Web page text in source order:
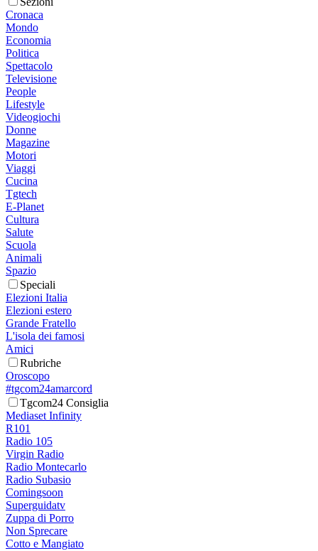
Cronaca
Mondo
Economia
Politica
Spettacolo
Televisione
People
Lifestyle
Videogiochi
Donne
Magazine
Motori
Viaggi
Cucina
Tgtech
E-Planet
Cultura
Salute
Scuola
Animali
Spazio
Speciali
Elezioni Italia
Elezioni estero
Grande Fratello
L'isola dei famosi
Amici
Rubriche
Oroscopo
#tgcom24amarcord
Tgcom24 Consiglia
Mediaset Infinity
R101
Radio 105
Virgin Radio
Radio Montecarlo
Radio Subasio
Comingsoon
Superguidatv
Zuppa di Porro
Non Sprecare
Cotto e Mangiato